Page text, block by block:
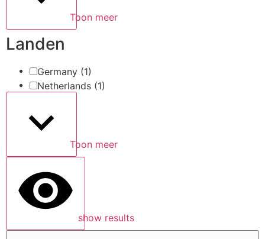
Toon meer
Landen
Germany (1)
Netherlands (1)
Toon meer
show results